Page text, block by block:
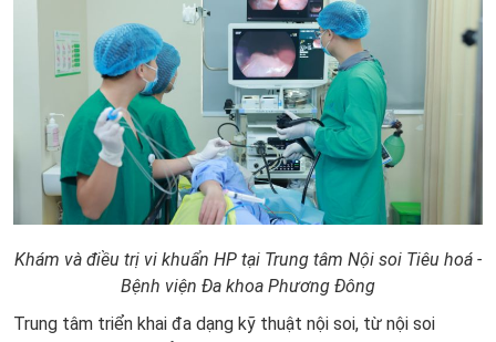
Khám và điều trị vi khuẩn HP tại Trung tâm Nội soi Tiêu hoá -
Bệnh viện Đa khoa Phương Đông
Trung tâm triển khai đa dạng kỹ thuật nội soi, từ nội soi